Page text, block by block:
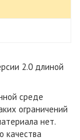
2.0 длиной
среде
ограничений
нет.
качества